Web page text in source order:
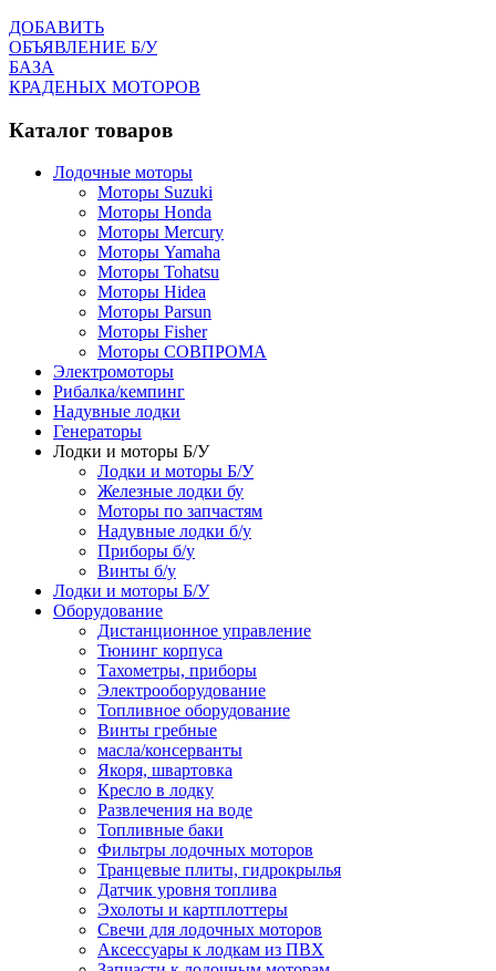
ДОБАВИТЬ
ОБЪЯВЛЕНИЕ Б/У
БАЗА
КРАДЕНЫХ МОТОРОВ
Каталог товаров
Лодочные моторы
Моторы Suzuki
Моторы Honda
Моторы Mercury
Моторы Yamaha
Моторы Tohatsu
Моторы Hidea
Моторы Parsun
Моторы Fisher
Моторы СОВПРОМА
Электромоторы
Рибалка/кемпинг
Надувные лодки
Генераторы
Лодки и моторы Б/У
Лодки и моторы Б/У
Железные лодки бу
Моторы по запчастям
Надувные лодки б/у
Приборы б/у
Винты б/у
Лодки и моторы Б/У
Оборудование
Дистанционное управление
Тюнинг корпуса
Тахометры, приборы
Электрооборудование
Топливное оборудование
Винты гребные
масла/консерванты
Якоря, швартовка
Кресло в лодку
Развлечения на воде
Топливные баки
Фильтры лодочных моторов
Транцевые плиты, гидрокрылья
Датчик уровня топлива
Эхолоты и картплоттеры
Cвечи для лодочных моторов
Аксессуары к лодкам из ПВХ